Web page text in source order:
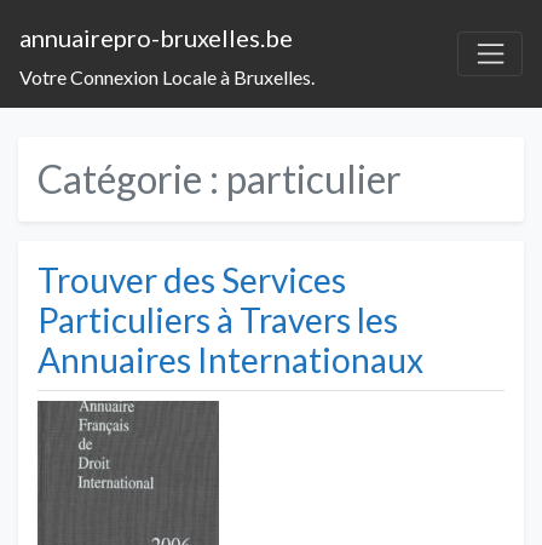
annuairepro-bruxelles.be
Votre Connexion Locale à Bruxelles.
Catégorie : particulier
Trouver des Services
Particuliers à Travers les
Annuaires Internationaux